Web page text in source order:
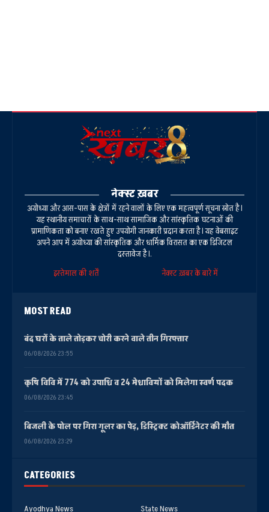
CATEGORIES
Ayodhya News State News
नेक्स्ट ख़बर
अयोध्या और आस-पास के क्षेत्रों में रहने वालों के लिए एक महत्वपूर्ण सूचना स्रोत है।
यह स्थानीय समाचारों के साथ-साथ सामाजिक और सांस्कृतिक घटनाओं की
प्रामाणिकता को बनाए रखते हुए उपयोगी जानकारी प्रदान करता है। यह वेबसाइट
अपने आप में अयोध्या की सांस्कृतिक और धार्मिक विरासत का एक डिजिटल
दस्तावेज है।.
इस्तेमाल की शर्तें
नेक्स्ट ख़बर के बारे में
MOST READ
बंद घरों के ताले तोड़कर चोरी करने वाले तीन गिरफ्तार
06/08/2026 23:55
कृषि विवि में 774 को उपाधि व 24 मेधावियों को मिलेगा स्वर्ण पदक
06/08/2026 23:45
बिजली के पोल पर गिरा गूलर का पेड़, डिस्ट्रिक्ट कोऑर्डिनेटर की मौत
06/08/2026 23:29